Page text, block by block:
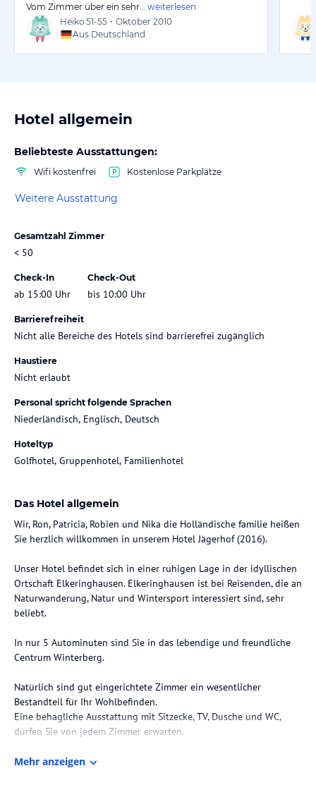
Vom Zimmer über ein sehr…
weiterlesen
Heiko 51-55 • Oktober 2010
Aus Deutschland
Hotel allgemein
Beliebteste Ausstattungen:
Wifi kostenfrei Kostenlose Parkplätze
Weitere Ausstattung
Gesamtzahl Zimmer
< 50
Check-In
ab 15:00 Uhr
Check-Out
bis 10:00 Uhr
Barrierefreiheit
Nicht alle Bereiche des Hotels sind barrierefrei zugänglich
Haustiere
Nicht erlaubt
Personal spricht folgende Sprachen
Niederländisch, Englisch, Deutsch
Hoteltyp
Golfhotel, Gruppenhotel, Familienhotel
Das Hotel allgemein
Wir, Ron, Patricia, Robien und Nika die Holländische familie heißen
Sie herzlich willkommen in unserem Hotel Jägerhof (2016).
Unser Hotel befindet sich in einer ruhigen Lage in der idyllischen
Ortschaft Elkeringhausen. Elkeringhausen ist bei Reisenden, die an
Naturwanderung, Natur und Wintersport interessiert sind, sehr
beliebt.
In nur 5 Autominuten sind Sie in das lebendige und freundliche
Centrum Winterberg.
Natürlich sind gut eingerichtete Zimmer ein wesentlicher
Bestandteil für Ihr Wohlbefinden.
Eine behagliche Ausstattung mit Sitzecke, TV, Dusche und WC,
dürfen Sie von jedem Zimmer erwarten.
Falls Sie Lust auf Faulenzen haben verbringen Sie den Tag in
Mehr anzeigen